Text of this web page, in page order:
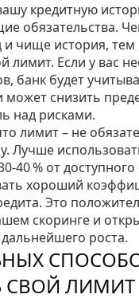
кредитную
обязательства.
и чище история,
лимит. Если у вас
банк будет
может снизить
над рисками.
лимит – не
Лучше
% от
хороший
Это
скоринге и
роста.
СВОЙ ЛИМИТ